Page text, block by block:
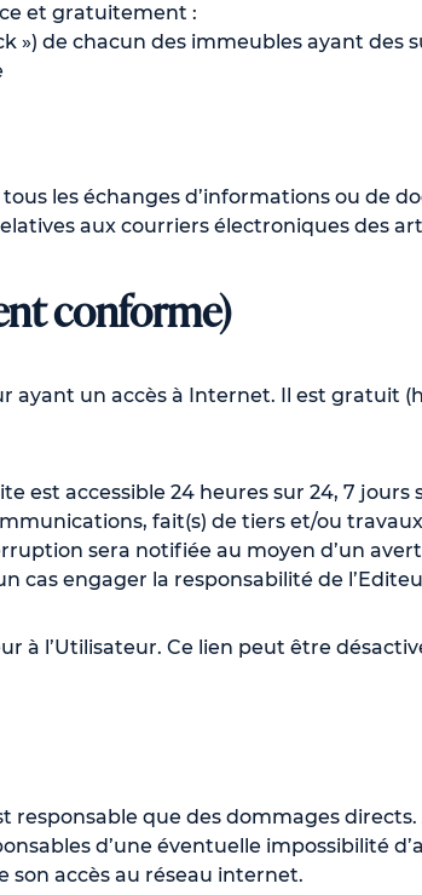
et gratuitement :
») de chacun des immeubles ayant des
les échanges d’informations ou de
aux courriers électroniques des
conforme)
ayant un accès à Internet. Il est gratuit
est accessible 24 heures sur 24, 7
fait(s) de tiers et/ou
sera notifiée au moyen d’un
engager la responsabilité de
à l’Utilisateur. Ce lien peut être
responsable que des dommages
d’une éventuelle impossibilité
son accès au réseau internet.